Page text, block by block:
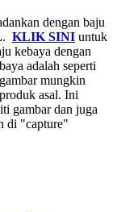
dengan baju
. KLIK SINI untuk
kebaya dengan
adalah seperti
mungkin
asal. Ini
gambar dan juga
di "capture"